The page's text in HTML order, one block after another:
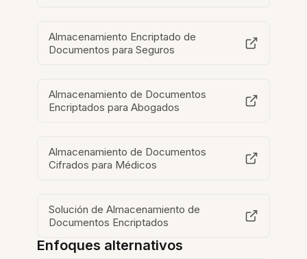
Almacenamiento Encriptado de
Documentos para Seguros
Almacenamiento de Documentos
Encriptados para Abogados
Almacenamiento de Documentos
Cifrados para Médicos
Solución de Almacenamiento de
Documentos Encriptados
Enfoques alternativos